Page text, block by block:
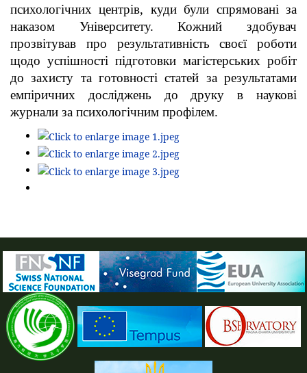
психологічних центрів, куди були спрямовані за
наказом Університету. Кожний здобувач
прозвітував про результативність своєї роботи
щодо успішності підготовки магістерських робіт
до захисту та готовності статей за результатами
емпіричних досліджень до друку в наукові
журнали за психологічним профілем.